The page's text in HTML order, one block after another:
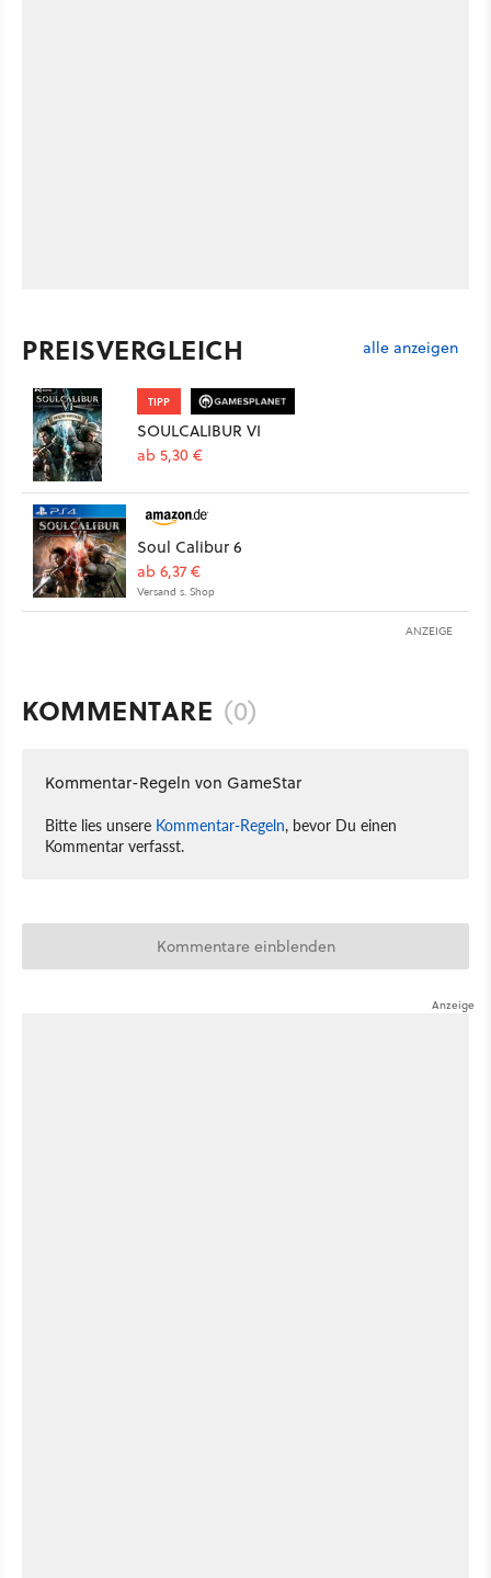
PREISVERGLEICH alle anzeigen
TIPP
SOULCALIBUR VI
ab 5,30 €
Soul Calibur 6
ab 6,37 €
Versand s. Shop
ANZEIGE
KOMMENTARE (0)
Kommentar-Regeln von GameStar
Bitte lies unsere Kommentar-Regeln, bevor Du einen
Kommentar verfasst.
Kommentare einblenden